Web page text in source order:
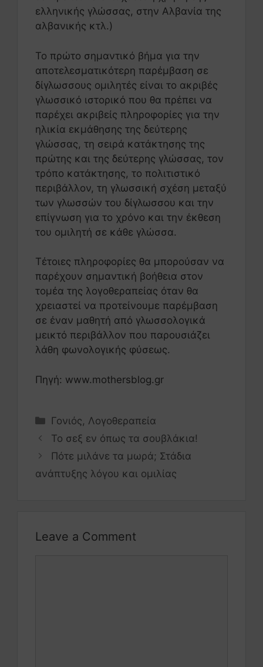
ελληνικής γλώσσας, στην Αλβανία της
αλβανικής κτλ.)
Το πρώτο σημαντικό βήμα για την
αποτελεσματικότερη παρέμβαση σε
δίγλωσσους ομιλητές είναι το ακριβές
γλωσσικό ιστορικό που θα πρέπει να
παρέχει ακριβείς πληροφορίες για την
ηλικία εκμάθησης της δεύτερης
γλώσσας, τη σειρά κατάκτησης της
πρώτης και της δεύτερης γλώσσας, τον
τρόπο κατάκτησης, το πολιτιστικό
περιβάλλον, τη γλωσσική σχέση μεταξύ
των γλωσσών του δίγλωσσου και την
επίγνωση για το χρόνο και την έκθεση
του ομιλητή σε κάθε γλώσσα.
Τέτοιες πληροφορίες θα μπορούσαν να
παρέχουν σημαντική βοήθεια στον
τομέα της λογοθεραπείας όταν θα
χρειαστεί να προτείνουμε παρέμβαση
σε έναν μαθητή από γλωσσολογικά
μεικτό περιβάλλον που παρουσιάζει
λάθη φωνολογικής φύσεως.
Πηγή: www.mothersblog.gr
Γονιός, Λογοθεραπεία
Το σεξ εν όπως τα σουβλάκια!
Πότε μιλάνε τα μωρά; Στάδια
ανάπτυξης λόγου και ομιλίας
Leave a Comment